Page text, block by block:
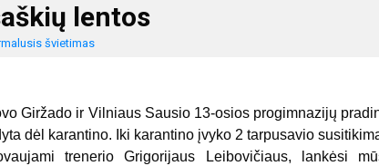
lentos
švietimas
Giržado ir Vilniaus Sausio 13-osios progimnazijų
dėl karantino. Iki karantino įvyko 2 tarpusavio
trenerio Grigorijaus Leibovičiaus, lankėsi